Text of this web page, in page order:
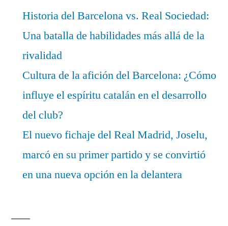
Historia del Barcelona vs. Real Sociedad:
Una batalla de habilidades más allá de la
rivalidad
Cultura de la afición del Barcelona: ¿Cómo
influye el espíritu catalán en el desarrollo
del club?
El nuevo fichaje del Real Madrid, Joselu,
marcó en su primer partido y se convirtió
en una nueva opción en la delantera